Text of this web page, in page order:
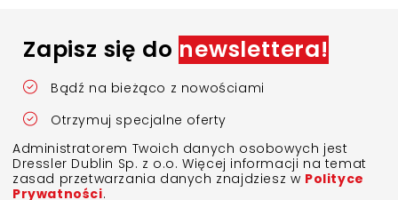
Zapisz się do newslettera!
Bądź na bieżąco z nowościami
Otrzymuj specjalne oferty
Administratorem Twoich danych osobowych jest
Dressler Dublin Sp. z o.o. Więcej informacji na temat
zasad przetwarzania danych znajdziesz w Polityce
Prywatności.